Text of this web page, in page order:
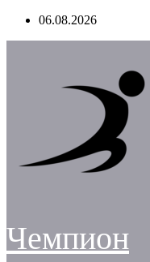
Перейти06.08.2026
Чемпион